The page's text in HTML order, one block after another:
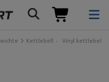
Kettlebell Vinyl kettlebell